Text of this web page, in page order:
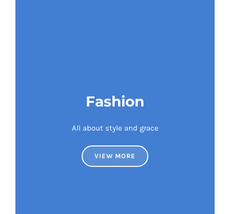
Fashion
All about style and grace
VIEW MORE